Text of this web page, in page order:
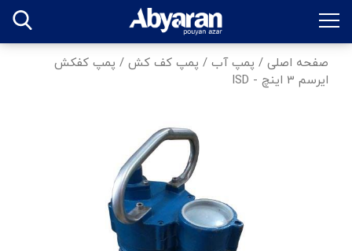
صفحه اصلی / پمپ آب / پمپ کف کش / پمپ کفکش
ایرسم 3 اینچ - ISD